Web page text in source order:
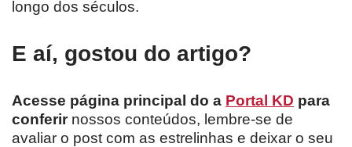
longo dos séculos.
E aí, gostou do artigo?
Acesse página principal do a Portal KD para
conferirnossos conteúdos, lembre-se de
avaliar o post com as estrelinhas e deixar o seu